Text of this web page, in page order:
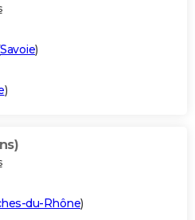
Savoie)
)
du-Rhône)